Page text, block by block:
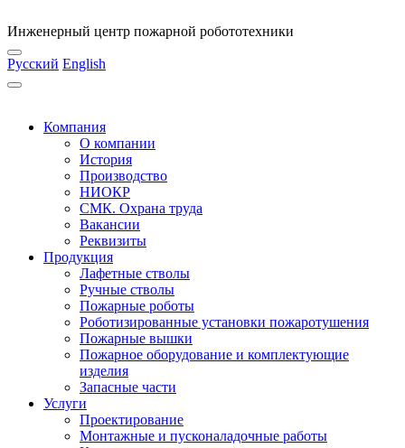
Инженерный центр пожарной робототехники
Русский English
Компания
О компании
История
Производство
НИОКР
СМК. Охрана труда
Вакансии
Реквизиты
Продукция
Лафетные стволы
Ручные стволы
Пожарные роботы
Роботизированные установки пожаротушения
Пожарные вышки
Пожарное оборудование и комплектующие
изделия
Запасные части
Услуги
Проектирование
Монтажные и пусконаладочные работы